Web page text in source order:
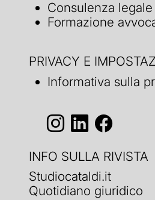
Consulenza
Formazione
PRIVACY E
Informativa sulla
INFO SULLA RIVISTA
Studiocataldi.it
Quotidiano giuridico